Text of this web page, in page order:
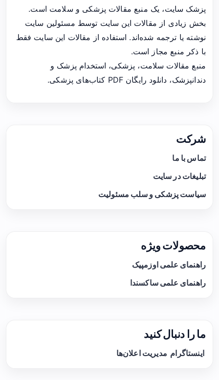
پزشک سایت، یک منبع مقالات پزشکی و سلامت است.
بخش زیادی از مقالات این سایت توسط مسئولین سایت
نوشته یا ترجمه شده‌اند. استفاده از مقالات این سایت فقط
با ذکر منبع مجاز است.
منبع مقالات سلامت، پزشکی، استخدام پزشک و
دندانپزشک، دانلود رایگان PDF کتاب‌های پزشکی.
شرکت
تماس با ما
تبلیغات در سایت
سیاست پزشکی و سلب مسئولیت
محصولات ویژه
راهنمای علمی اوزمپیک
راهنمای علمی ساکسندا
ما را دنبال کنید
اینستاگرام مدیریت اعلان‌ها